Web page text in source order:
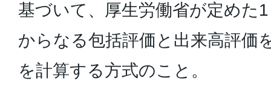
基づいて、厚生労働省が定めた
からなる包括評価と出来高評価
を計算する方式のこと。